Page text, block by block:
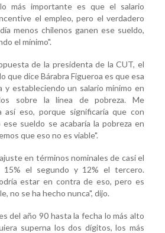
más importante es que el salario
el empleo, pero el verdadero
menos chilenos ganen ese sueldo,
el mínimo".
de la presidenta de la CUT, el
que dice Bárabra Figueroa es que esa
y estableciendo un salario mínimo en
sobre la línea de pobreza. Me
así eso, porque significaría que con
sueldo se acabaría la pobreza en
que eso no es viable".
en términos nominales de casi el
15% el segundo y 12% el tercero.
estar en contra de eso, pero es
no se ha hecho nunca", dijo.
del año 90 hasta la fecha lo más alto
superna los dos dígitos, los más